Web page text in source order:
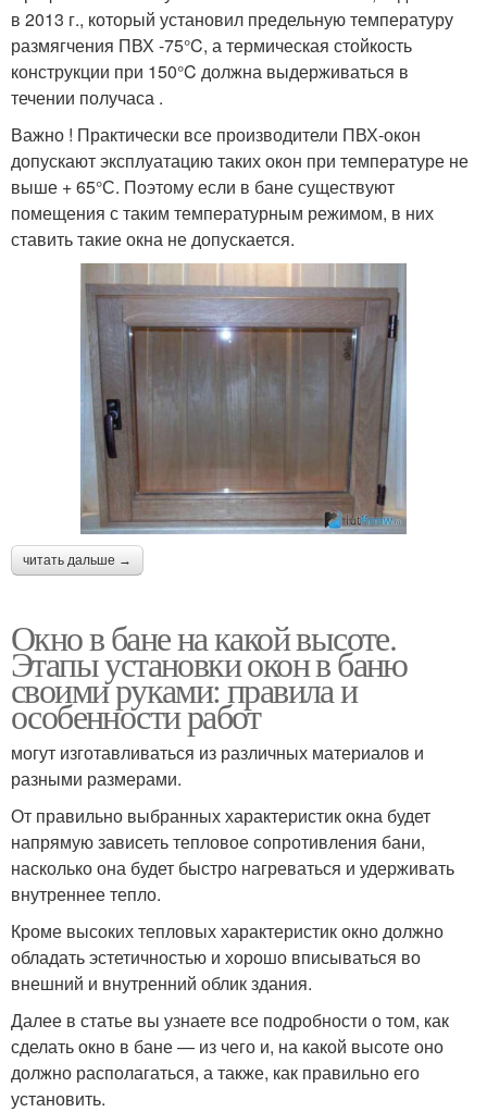
в 2013 г., который установил предельную температуру
размягчения ПВХ -75°C, а термическая стойкость
конструкции при 150°C должна выдерживаться в
течении получаса .
Важно ! Практически все производители ПВХ-окон
допускают эксплуатацию таких окон при температуре не
выше + 65°С. Поэтому если в бане существуют
помещения с таким температурным режимом, в них
ставить такие окна не допускается.
читать дальше →
Окно в бане на какой высоте.
Этапы установки окон в баню
своими руками: правила и
особенности работ
могут изготавливаться из различных материалов и
разными размерами.
От правильно выбранных характеристик окна будет
напрямую зависеть тепловое сопротивления бани,
насколько она будет быстро нагреваться и удерживать
внутреннее тепло.
Кроме высоких тепловых характеристик окно должно
обладать эстетичностью и хорошо вписываться во
внешний и внутренний облик здания.
Далее в статье вы узнаете все подробности о том, как
сделать окно в бане — из чего и, на какой высоте оно
должно располагаться, а также, как правильно его
установить.